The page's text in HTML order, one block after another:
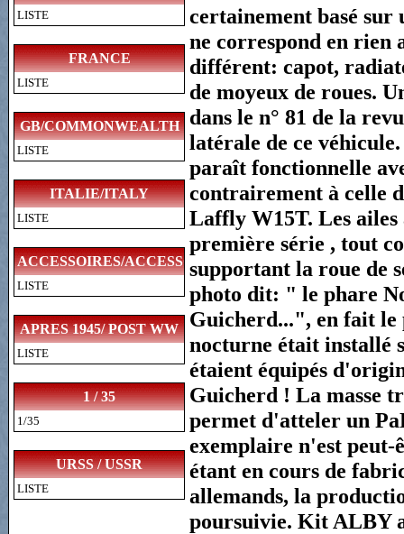
LISTE
FRANCE
LISTE
GB/COMMONWEALTH
LISTE
ITALIE/ITALY
LISTE
ACCESSOIRES/ACCESSORIES
LISTE
APRES 1945/ POST WW
LISTE
1 / 35
1/35
URSS / USSR
LISTE
certainement basé sur
ne correspond en rien
différent: capot,
de moyeux de roues.
dans le n° 81 de la
latérale de ce véhicule.
paraît fonctionnelle
contrairement à celle
Laffly W15T. Les ailes
première série , tout
supportant la roue de
photo dit: " le phare
Guicherd...", en fait
nocturne était installé
étaient équipés
Guicherd ! La masse
permet d'atteler un
exemplaire n'est peut-
étant en cours de
allemands, la
poursuivie. Kit ALBY